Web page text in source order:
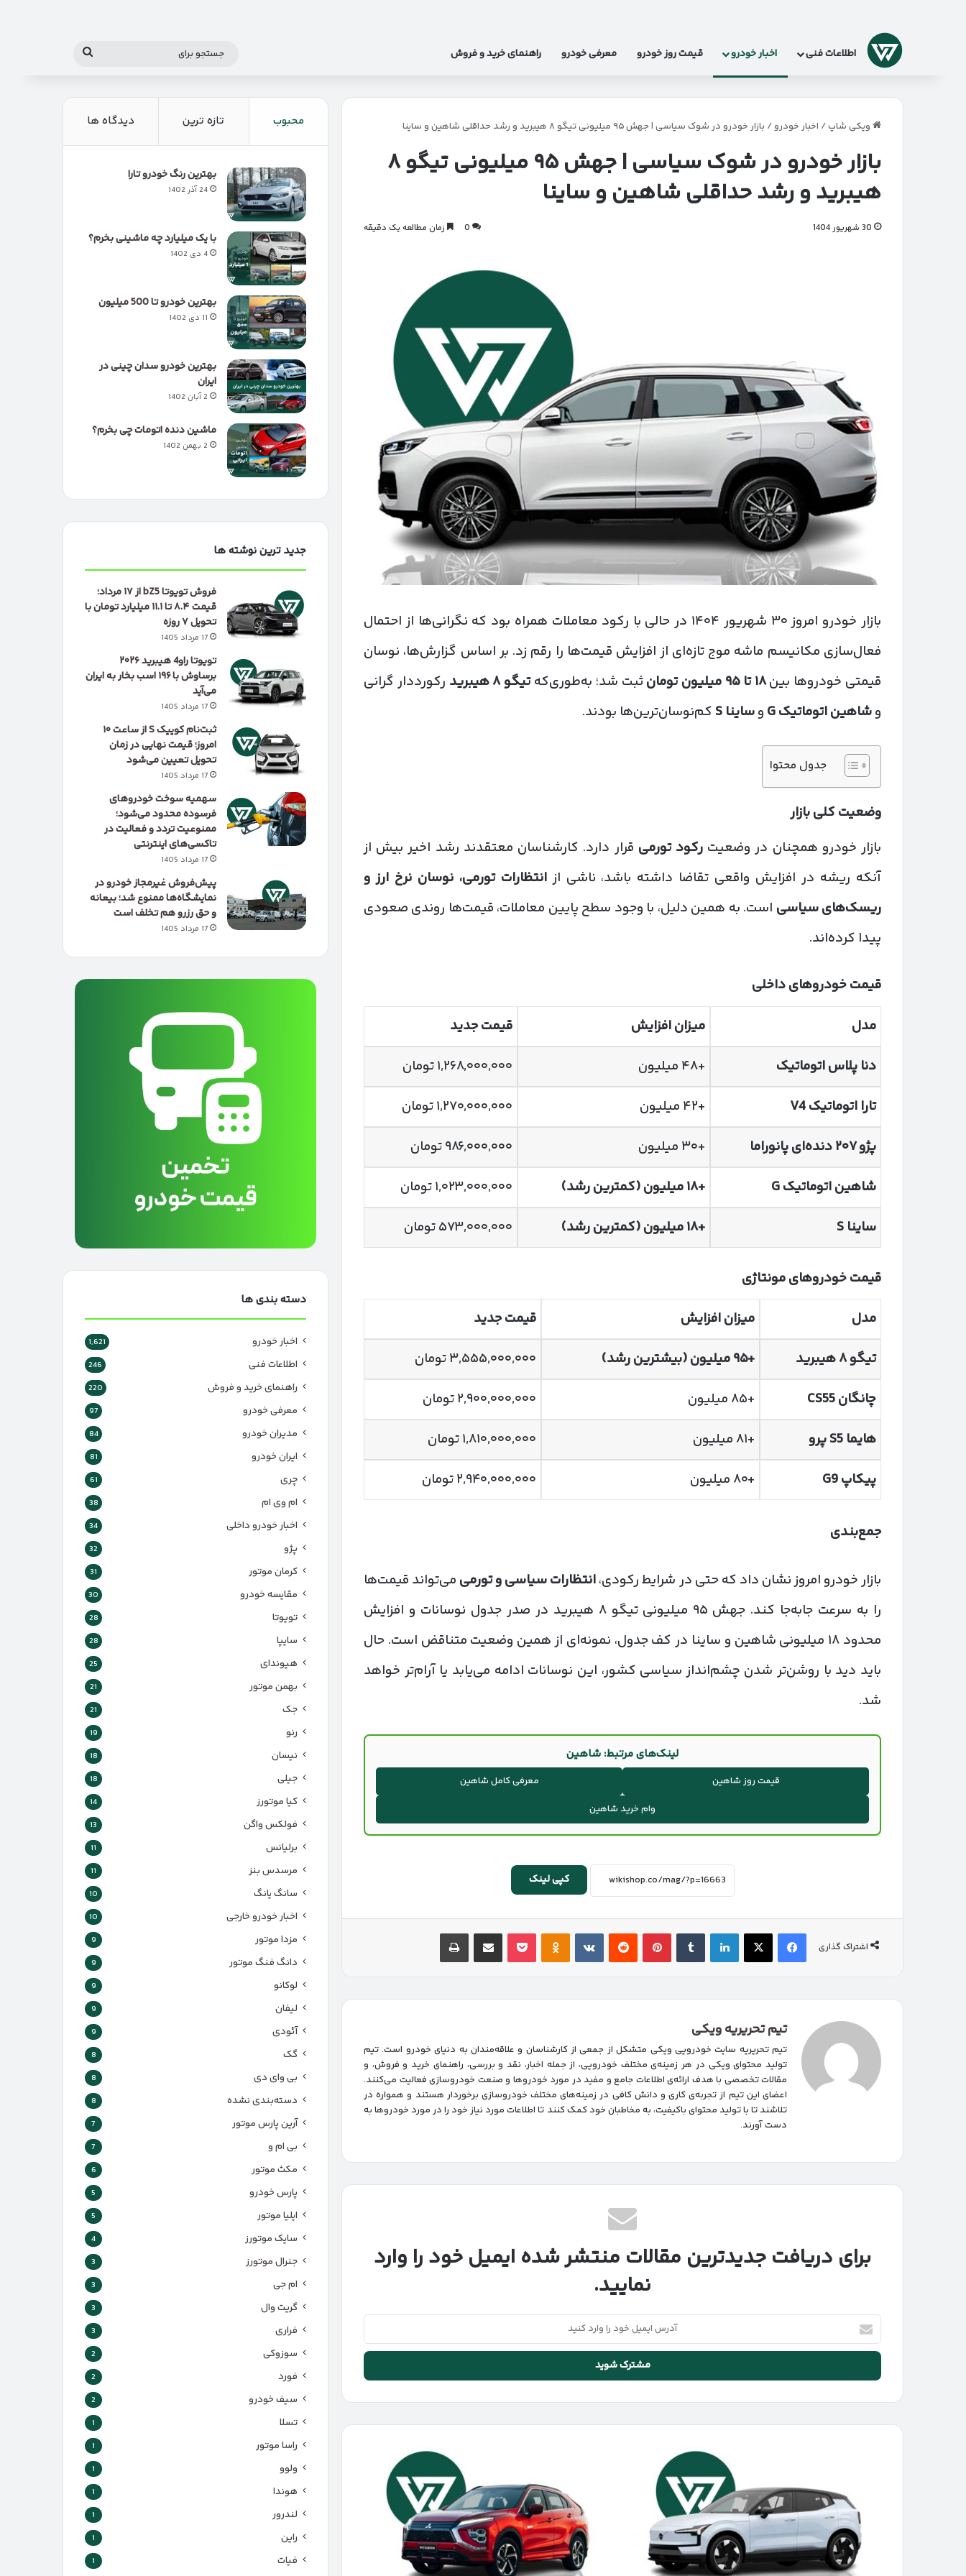
لوگو اطلاعات فنی اخبار خودرو قیمت روز خودرو معرفی خودرو راهنمای خرید و فروش
جستجو
ویکی شاپ/ اخبار خودرو/ بازار خودرو در شوک سیاسی | جهش ۹۵ میلیونی تیگو ۸ هیبرید و رشد حداقلی شاهین و ساینا
بازار خودرو در شوک سیاسی | جهش ۹۵ میلیونی تیگو ۸
هیبرید و رشد حداقلی شاهین و ساینا
30 شهریور 1404 0 زمان مطالعه یک دقیقه
بازار خودرو امروز ۳۰ شهریور ۱۴۰۴ در حالی با رکود معاملات همراه بود که نگرانی‌ها از احتمال
فعال‌سازی مکانیسم ماشه موج تازه‌ای از افزایش قیمت‌ها را رقم زد. بر اساس گزارش‌ها، نوسان
قیمتی خودروها بین۱۸ تا۹۵ میلیون تومانثبت شد؛ به‌طوری‌کهتیگو۸هیبرید رکورددار گرانی
وشاهین اتوماتیک وساینا کم‌نوسان‌ترین‌ها بودند.
جدول محتوا
وضعیت کلی بازار
بازار خودرو همچنان در وضعیترکود تورمی قرار دارد. کارشناسان معتقدند رشد اخیر بیش از
آنکه ریشه در افزایش واقعی تقاضا داشته باشد، ناشی ازانتظارات تورمی، نوسان نرخ ارز و
ریسک‌های سیاسی است. به همین دلیل، با وجود سطح پایین معاملات، قیمت‌ها روندی صعودی
پیدا کرده‌اند.
قیمت خودروهای داخلی
مدل
میزان افزایش
قیمت جدید
دنا پلاس اتوماتیک
+۴۸ میلیون
۱,۲۶۸,۰۰۰,۰۰۰ تومان
تارا اتوماتیکV4 +۴۲ میلیون
۱,۲۷۰,۰۰۰,۰۰۰ تومان
پژو۲۰۷دنده‌ای پانوراما +۳۰ میلیون
۹۸۶,۰۰۰,۰۰۰ تومان
شاهین اتوماتیکG
+۱۸میلیون (کمترین رشد)
۱,۰۲۳,۰۰۰,۰۰۰ تومان
ساینا S
+۱۸میلیون (کمترین رشد) ۵۷۳,۰۰۰,۰۰۰ تومان
قیمت خودروهای مونتاژی
مدل
میزان افزایش
قیمت جدید
تیگو۸هیبرید +۹۵میلیون (بیشترین رشد)
۳,۵۵۵,۰۰۰,۰۰۰ تومان
چانگانCS55 +۸۵ میلیون
۲,۹۰۰,۰۰۰,۰۰۰ تومان
هایما S5 پرو +۸۱ میلیون
۱,۸۱۰,۰۰۰,۰۰۰ تومان
پیکاپG9 +۸۰ میلیون ۲,۹۴۰,۰۰۰,۰۰۰ تومان
جمع‌بندی
بازار خودرو امروز نشان داد که حتی در شرایط رکودی،انتظارات سیاسی و تورمی می‌تواند قیمت‌ها
را به سرعت جابه‌جا کند. جهش ۹۵ میلیونی تیگو ۸ هیبرید در صدر جدول نوسانات و افزایش
محدود ۱۸ میلیونی شاهین و ساینا در کف جدول، نمونه‌ای از همین وضعیت متناقض است. حال
باید دید با روشن‌تر شدن چشم‌انداز سیاسی کشور، این نوسانات ادامه می‌یابد یا آرام‌تر خواهد
شد.
لینک‌های مرتبط: شاهین
قیمت روز شاهین
معرفی کامل شاهین
وام خرید شاهین
کپی لینک
اشتراک گذاری
فیسبوکایکس لینکداینتامبلر پینتریستReddit
VKontakte
Odnoklassniki
پاکت اشتراک گذاری با ایمیل چاپ
تیم تحریریه ویکی
تیم تحریریه سایت خودرویی ویکی متشکل از جمعی از کارشناسان و علاقه‌مندان به دنیای خودرو است. تیم
تولید محتوای ویکی در هر زمینه‌‌ی مختلف خودرویی، از جمله اخبار، نقد و بررسی، راهنمای خرید و فروش، و
مقالات تخصصی با هدف ارائه‌ی اطلاعات جامع و مفید در مورد خودروها و صنعت خودروسازی فعالیت می‌کنند.
اعضای این تیم از تجربه‌ی کاری و دانش کافی در زمینه‌های مختلف خودروسازی برخوردار هستند و همواره در
تلاشند تا با تولید محتوای باکیفیت، به مخاطبان خود کمک کنند تا اطلاعات مورد نیاز خود را در مورد خودروها به
دست آورند.
برای دریافت جدیدترین مقالات منتشر شده ایمیل خود را وارد
نمایید.
آدرس
ایمیل
خود
وارد
پیش‌فروش
میتسوبیشی
محبوب تازه ترین دیدگاه ها
بهترین رنگ خودرو تارا
24 آذر 1402
با یک میلیارد چه ماشینی بخرم؟
4 دی 1402
بهترین خودرو تا 500 میلیون
11 دی 1402
بهترین خودرو سدان چینی در
ایران
2 آبان 1402
ماشین دنده اتومات چی بخرم؟
2 بهمن 1402
جدید ترین نوشته ها
فروش تویوتا bZ5 از ۱۷ مرداد؛
قیمت ۸.۴ تا ۱۱.۱ میلیارد تومان با
تحویل ۷ روزه
17 مرداد 1405
تویوتا راو4 هیبرید ۲۰۲۶
برساوش با ۱۹۶ اسب بخار به ایران
می‌آید
17 مرداد 1405
ثبت‌نام کوییک S از ساعت ۱۰
امروز؛ قیمت نهایی در زمان
تحویل تعیین می‌شود
17 مرداد 1405
سهمیه سوخت خودروهای
فرسوده محدود می‌شود؛
ممنوعیت تردد و فعالیت در
تاکسی‌های اینترنتی
17 مرداد 1405
پیش‌فروش غیرمجاز خودرو در
نمایشگاه‌ها ممنوع شد؛ بیعانه
و حق رزرو هم تخلف است
17 مرداد 1405
دسته بندی ها
اخبار خودرو 1,621
اطلاعات فنی 246
راهنمای خرید و فروش 220
معرفی خودرو 97
مدیران خودرو 84
ایران خودرو 81
چری 61
ام وی ام 38
اخبار خودرو داخلی 34
پژو 32
کرمان موتور 31
مقایسه خودرو 30
تویوتا 28
سایپا 28
هیوندای 25
بهمن موتور 21
جک 21
رنو 19
نیسان 18
جیلی 18
کیا موتورز 14
فولکس واگن 13
برلیانس 11
مرسدس بنز 11
سانگ یانگ 10
اخبار خودرو خارجی 10
مزدا موتور 9
دانگ فنگ موتور 9
لوکانو 9
لیفان 9
آئودی 9
گک 8
بی وای دی 8
دسته‌بندی نشده 8
آرین پارس موتور 7
بی ام و 7
مکث موتور 6
پارس‌ خودرو 5
ایلیا موتور 5
سایک موتورز 4
جنرال موتورز 3
ام جی 3
گریت وال 3
فراری 3
سوزوکی 2
فورد 2
سیف خودرو 2
تسلا 1
راسا موتور 1
ولوو 1
هوندا 1
لندرور 1
راین 1
فیات 1